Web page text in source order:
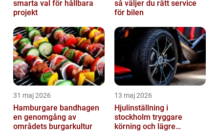
smarta val för hållbara
projekt
så väljer du rätt service
för bilen
31 maj 2026
Hamburgare bandhagen
en genomgång av
områdets burgarkultur
13 maj 2026
Hjulinställning i
stockholm tryggare
körning och lägre